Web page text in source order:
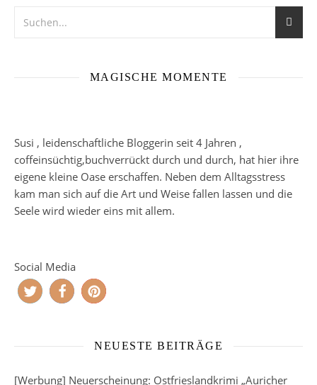
MAGISCHE MOMENTE
Susi , leidenschaftliche Bloggerin seit 4 Jahren ,
coffeinsüchtig,buchverrückt durch und durch, hat hier ihre
eigene kleine Oase erschaffen. Neben dem Alltagsstress
kam man sich auf die Art und Weise fallen lassen und die
Seele wird wieder eins mit allem.
Social Media
NEUESTE BEITRÄGE
[Werbung] Neuerscheinung: Ostfrieslandkrimi „Auricher